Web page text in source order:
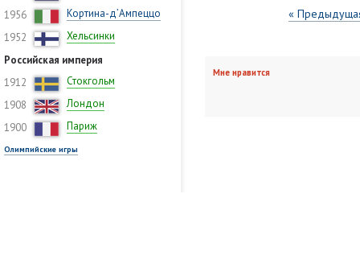
1956
Кортина-д’Ампеццо
1952
Хельсинки
Российская империя
1912
Стокгольм
1908
Лондон
1900
Париж
Олимпийские игры
«
Мне нравится